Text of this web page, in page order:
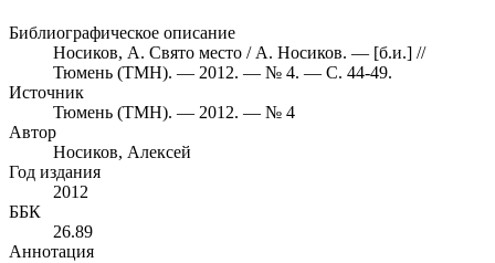
Библиографическое описание
Носиков, А. Свято место / А. Носиков. — [б.и.] //
Тюмень (ТМН). — 2012. — № 4. — С. 44-49.
Источник
Тюмень (ТМН). — 2012. — № 4
Автор
Носиков, Алексей
Год издания
2012
ББК
26.89
Аннотация